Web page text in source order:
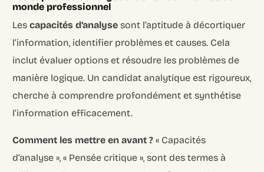
monde professionnel
Lescapacités d’analyse sont l’aptitude à décortiquer
l’information, identifier problèmes et causes. Cela
inclut évaluer options et résoudre les problèmes de
manière logique. Un candidat analytique est rigoureux,
cherche à comprendre profondément et synthétise
l’information efficacement.
Comment les mettre en avant ? « Capacités
d’analyse », « Pensée critique », sont des termes à